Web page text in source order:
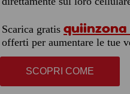
Scarica gratis quiinzona
offerti per aumentare le tue
SCOPRI COME